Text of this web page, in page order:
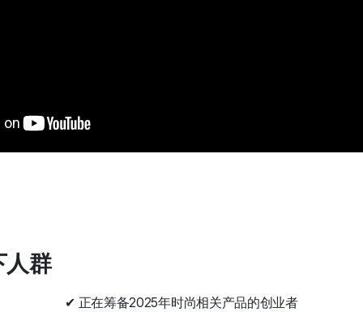
人群
✔ 正在筹备2025年时尚相关产品的创业者